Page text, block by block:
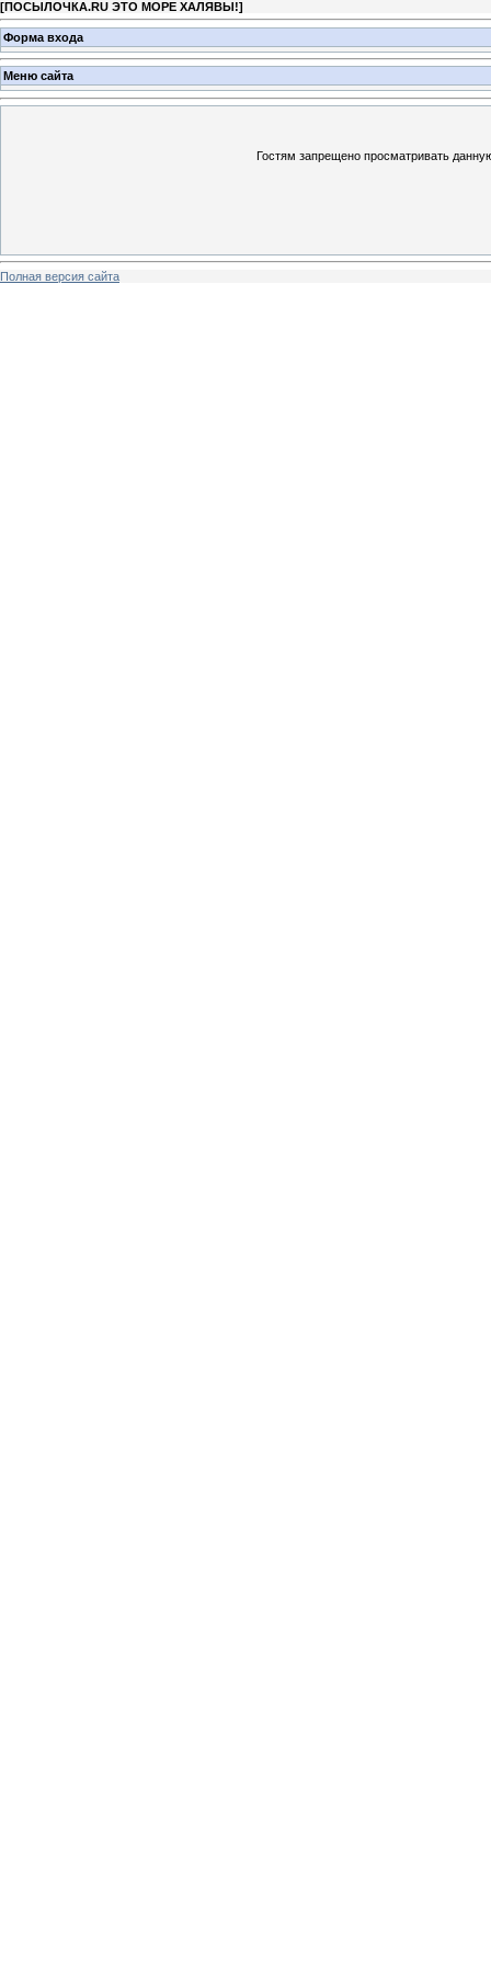
[ПОСЫЛОЧКА.RU ЭТО МОРЕ ХАЛЯВЫ!]
Форма входа
Меню сайта
Гостям запрещено просматривать
Полная версия сайта